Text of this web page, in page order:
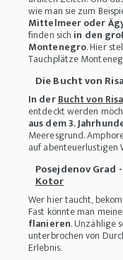
wie man sie zum
Mittelmeer oder
finden sich in den
Montenegro. Hier
Tauchplätze
Die Bucht von
In derBucht von
entdeckt werden
aus dem 3.
Meeresgrund.
auf abenteuerlustigen
Posejdenov Grad
Kotor
Wer hier taucht,
Fast könnte man
flanieren. Unzählige
unterbrochen von
Erlebnis.